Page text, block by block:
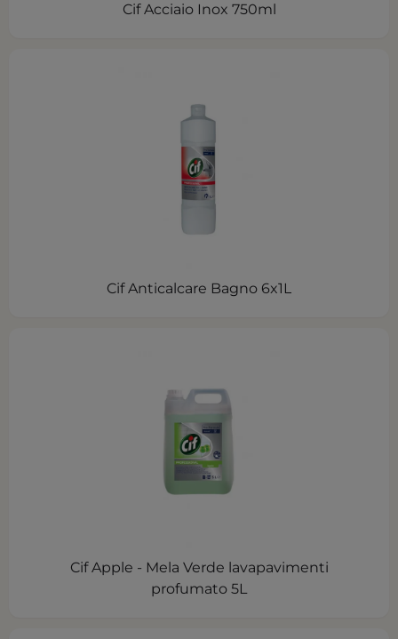
Cif Acciaio Inox 750ml
Cif Anticalcare Bagno 6x1L
Cif Apple - Mela Verde lavapavimenti
profumato 5L